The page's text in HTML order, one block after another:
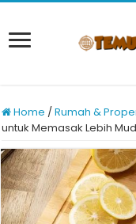
Home /Rumah &
untuk Memasak Lebih